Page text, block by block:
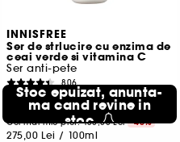
INNISFREE
Ser de strlucire cu enzima de
ceai verde si vitamina C
Ser anti-pete
806
82,50 Lei
Cel mai mic pret:150,00 Lei -45%
275,00 Lei / 100ml
Stoc epuizat, anunta-
ma cand revine in
stoc